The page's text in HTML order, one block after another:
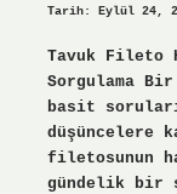
Tarih: Eylül 24,
Tavuk Fileto
Sorgulama
basit
düşüncelere
filetosunun
gündelik bir